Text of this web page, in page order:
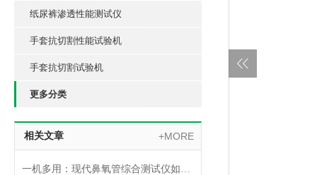
纸尿裤渗透性能测试仪
手套抗切割性能试验机
手套抗切割试验机
更多分类
相关文章 +MORE
一机多用：现代鼻氧管综合测试仪如何实现多参数一体化检测